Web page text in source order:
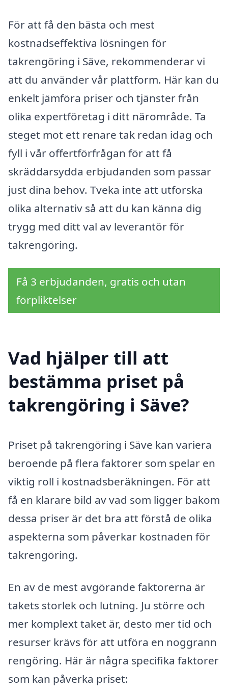
För att få den bästa och mest
kostnadseffektiva lösningen för
takrengöring i Säve, rekommenderar vi
att du använder vår plattform. Här kan du
enkelt jämföra priser och tjänster från
olika expertföretag i ditt närområde. Ta
steget mot ett renare tak redan idag och
fyll i vår offertförfrågan för att få
skräddarsydda erbjudanden som passar
just dina behov. Tveka inte att utforska
olika alternativ så att du kan känna dig
trygg med ditt val av leverantör för
takrengöring.
Få 3 erbjudanden, gratis och utan
förpliktelser
Vad hjälper till att
bestämma priset på
takrengöring i Säve?
Priset på takrengöring i Säve kan variera
beroende på flera faktorer som spelar en
viktig roll i kostnadsberäkningen. För att
få en klarare bild av vad som ligger bakom
dessa priser är det bra att förstå de olika
aspekterna som påverkar kostnaden för
takrengöring.
En av de mest avgörande faktorerna är
takets storlek och lutning. Ju större och
mer komplext taket är, desto mer tid och
resurser krävs för att utföra en noggrann
rengöring. Här är några specifika faktorer
som kan påverka priset: